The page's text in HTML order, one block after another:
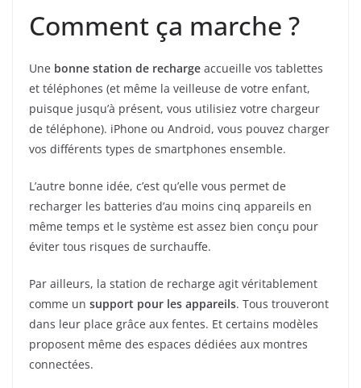
Comment ça marche ?
Une bonne station de recharge accueille vos tablettes
et téléphones (et même la veilleuse de votre enfant,
puisque jusqu’à présent, vous utilisiez votre chargeur
de téléphone). iPhone ou Android, vous pouvez charger
vos différents types de smartphones ensemble.
L’autre bonne idée, c’est qu’elle vous permet de
recharger les batteries d’au moins cinq appareils en
même temps et le système est assez bien conçu pour
éviter tous risques de surchauffe.
Par ailleurs, la station de recharge agit véritablement
comme un support pour les appareils. Tous trouveront
dans leur place grâce aux fentes. Et certains modèles
proposent même des espaces dédiées aux montres
connectées.